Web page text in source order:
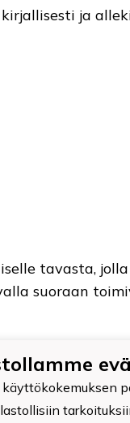
ja
tavasta,
suoraan